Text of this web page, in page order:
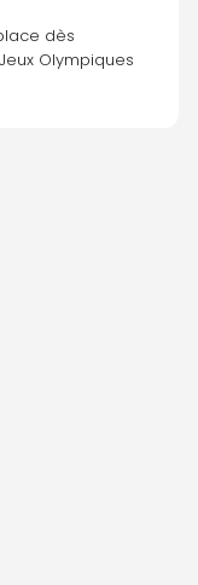
dès
Olympiques